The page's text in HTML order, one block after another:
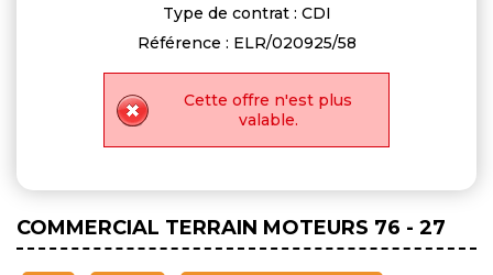
Type de contrat : CDI
Référence : ELR/020925/58
Cette offre n'est plus
valable.
COMMERCIAL TERRAIN MOTEURS 76 - 27